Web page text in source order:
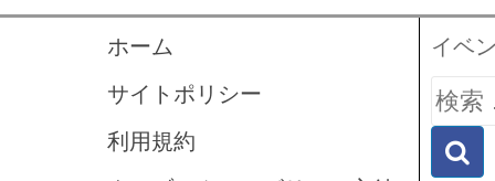
ホーム
サイトポリシー
利用規約
イベ
検
索: